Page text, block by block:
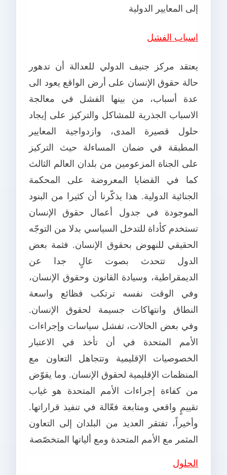
إلى المعايير الدولية
اسباب الفشل
يعتقد مركز جنيف الدولي للعدالة أن تدهور
حالة حقوق الإنسان على أرض الواقع يعود الى
عدة أسباب، من بينها الفشل في معالجة
الاسباب الجذرية للمشاكل والتركيز على إيجاد
حلول قصيرة المدى، وازدواجية المعايير
المطبقة في ضمان المساءلة حيث التركيز
على الجناة المزعومين من بلدان العالم الثالث
كما في القضايا المعروضة على المحكمة
الجنائية الدولية. هذا يذكّرنا أن كثيرا من البنود
الموجودة في جدول أعمال حقوق الإنسان
تستخدم كأداة للتدخل السياسي بدلا من التوجّه
الحقيقي للنهوض بحقوق الإنسان. فثمة بعض
الدول تتحدث بصوت عالٍ جدا عن
الديمقراطية، وسيادة القانون وحقوق الإنسان،
وفي الوقت نفسه ترتكب فظائع واسعة
النطاق وانتهاكات جسيمة لحقوق الإنسان.
وفي بعض الحالات، تفشل سياسات وإجراءات
الأمم المتحدة في أن تأخذ في الاعتبار
الخصوصيات الإقليمية وتتجاهل التعاون مع
المنظمات الإقليمية لحقوق الإنسان. وما يقوّض
من كفاءة إجراءات الأمم المتحدة هو غياب
تقييمٍ واقعي ومتابعة فعّالة في تنفيذ قراراتها.
وأخيراً، تفتقر العديد من البلدان إلى التعاون
المثمر مع الأمم المتحدة ومع ألياتها المتخصّصة
الحلول